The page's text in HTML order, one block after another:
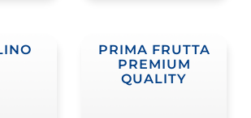
PRIMA FRUTTA
PREMIUM
QUALITY